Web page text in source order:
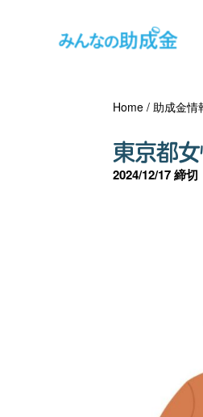
Home /助成金情
東京都
2024/12/17 締切